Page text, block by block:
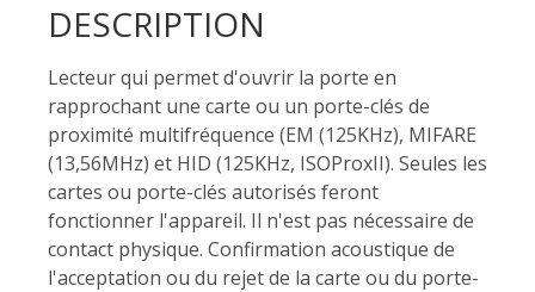
DESCRIPTION
Lecteur qui permet d'ouvrir la porte en
rapprochant une carte ou un porte-clés de
proximité multifréquence (EM (125KHz), MIFARE
(13,56MHz) et HID (125KHz, ISOProxII). Seules les
cartes ou porte-clés autorisés feront
fonctionner l'appareil. Il n'est pas nécessaire de
contact physique. Confirmation acoustique de
l'acceptation ou du rejet de la carte ou du porte-